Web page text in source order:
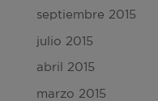
septiembre 2015
julio 2015
abril 2015
marzo 2015